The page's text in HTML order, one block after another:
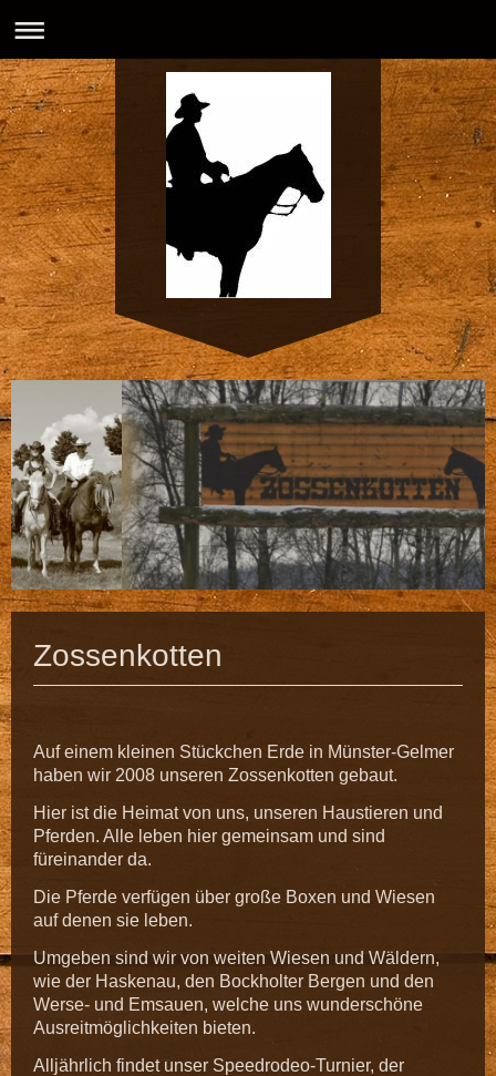
Zossenkotten
Auf einem kleinen Stückchen Erde in Münster-Gelmer
haben wir 2008 unseren Zossenkotten gebaut.
Hier ist die Heimat von uns, unseren Haustieren und
Pferden. Alle leben hier gemeinsam und sind
füreinander da.
Die Pferde verfügen über große Boxen und Wiesen
auf denen sie leben.
Umgeben sind wir von weiten Wiesen und Wäldern,
wie der Haskenau, den Bockholter Bergen und den
Werse- und Emsauen, welche uns wunderschöne
Ausreitmöglichkeiten bieten.
Alljährlich findet unser Speedrodeo-Turnier, der